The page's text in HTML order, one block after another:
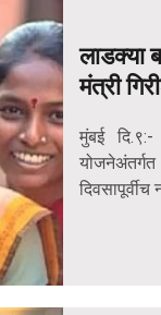
लाडक्या
मंत्री
मुंबई
दिवसापूर्वीच